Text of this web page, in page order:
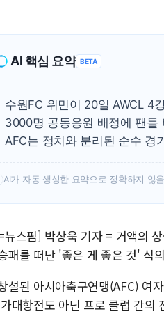
AI 핵심 요약 BETA
수원FC 위민이 20일 AWCL 4
3000명 공동응원 배정에 팬들
AFC는 정치와 분리된 순수 경
AI가 자동 생성한 요약으로 정확하지 않
뉴스핌] 박상욱 기자 = 거액의
패를 떠난 '좋은 게 좋은 것' 식
설된 아시아축구연맹(AFC) 여
대항전도 아닌 프로 클럽 간의